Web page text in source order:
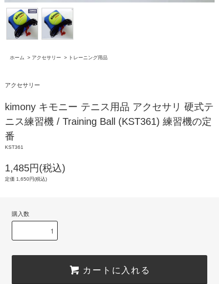
ホーム > アクセサリー > トレーニング用品
アクセサリー
kimony キモニー テニス用品 アクセサリ 硬式テ
ニス練習機 / Training Ball (KST361) 練習機の定
番
KST361
1,485円(税込)
定価 1,650円(税込)
購入数
カートに入れる